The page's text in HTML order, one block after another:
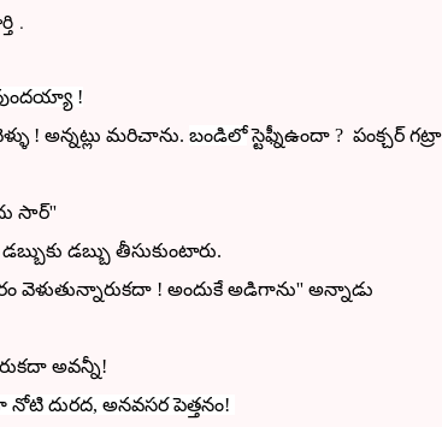
.
!
! అన్నట్లు మరిచాను. బండిలోస్టెఫ్నీఉందా ? పంక్చర్ గట్రా
సార్''
డబ్బు తీసుకుంటారు.
వెళుతున్నారుకదా ! అందుకే అడిగాను'' అన్నాడు
అవన్నీ!
దురద, అనవసర పెత్తనం!